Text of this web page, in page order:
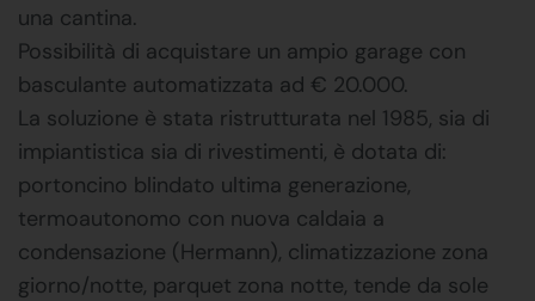
una cantina.
Possibilità di acquistare un ampio garage con
basculante automatizzata ad € 20.000.
La soluzione è stata ristrutturata nel 1985, sia di
impiantistica sia di rivestimenti, è dotata di:
portoncino blindato ultima generazione,
termoautonomo con nuova caldaia a
condensazione (Hermann), climatizzazione zona
giorno/notte, parquet zona notte, tende da sole